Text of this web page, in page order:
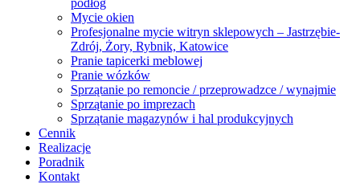
podłóg
Mycie okien
Profesjonalne mycie witryn sklepowych – Jastrzębie-
Zdrój, Żory, Rybnik, Katowice
Pranie tapicerki meblowej
Pranie wózków
Sprzątanie po remoncie / przeprowadzce / wynajmie
Sprzątanie po imprezach
Sprzątanie magazynów i hal produkcyjnych
Cennik
Realizacje
Poradnik
Kontakt